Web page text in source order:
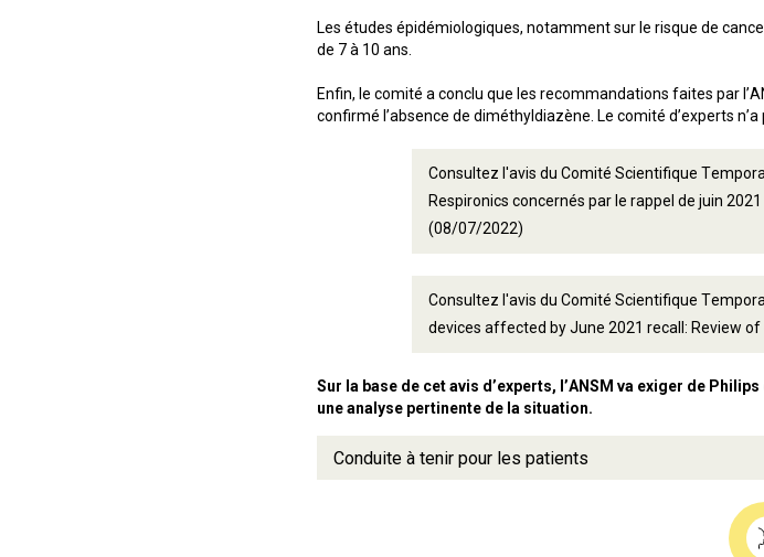
Les études épidémiologiques, notamment sur le risque de
de 7 à 10 ans.
Enfin, le comité a conclu que les recommandations faites par
confirmé l’absence de diméthyldiazène. Le comité d’experts
Consultez l'avis du Comité Scientifique
Respironics concernés par le rappel de juin
(08/07/2022)
Consultez l'avis du Comité Scientifique
devices affected by June 2021 recall: Review
Sur la base de cet avis d’experts, l’ANSM va exiger de
une analyse pertinente de la situation.
Conduite à tenir pour les patients